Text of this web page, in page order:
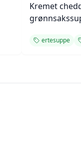
Kremet
ertesuppe